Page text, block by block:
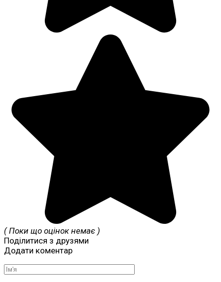
( Поки що оцінок немає )
Поділитися з друзями
Додати коментар
Ім'я